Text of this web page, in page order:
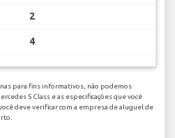
2
4
para fins informativos, não podemos
S Class e as especificações que você
deve verificar com a empresa de aluguel de